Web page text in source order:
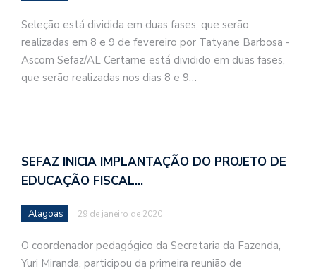
Seleção está dividida em duas fases, que serão
realizadas em 8 e 9 de fevereiro por Tatyane Barbosa -
Ascom Sefaz/AL Certame está dividido em duas fases,
que serão realizadas nos dias 8 e 9…
SEFAZ INICIA IMPLANTAÇÃO DO PROJETO DE
EDUCAÇÃO FISCAL…
Alagoas 29 de janeiro de 2020
O coordenador pedagógico da Secretaria da Fazenda,
Yuri Miranda, participou da primeira reunião de